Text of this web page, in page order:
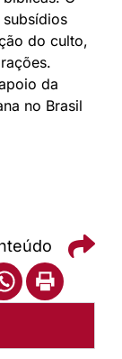
do culto,
da
no Brasil